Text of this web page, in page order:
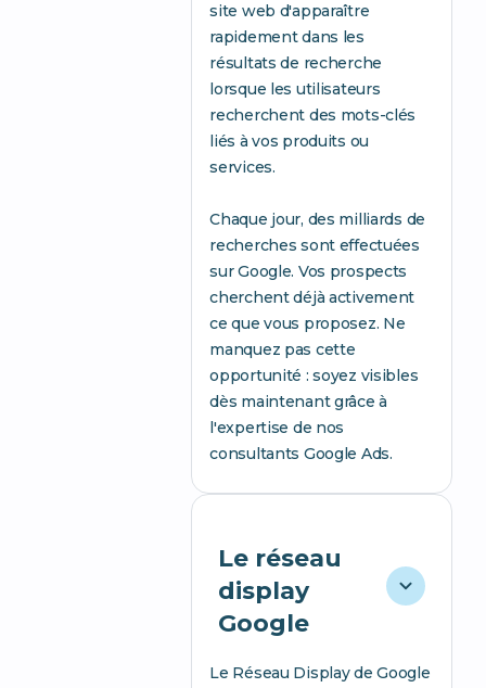
site web d'apparaître
rapidement dans les
résultats de recherche
lorsque les utilisateurs
recherchent des mots-clés
liés à vos produits ou
services.
Chaque jour, des milliards de
recherches sont effectuées
sur Google. Vos prospects
cherchent déjà activement
ce que vous proposez. Ne
manquez pas cette
opportunité : soyez visibles
dès maintenant grâce à
l'expertise de nos
consultants Google Ads.
Le réseau
display
Google
Le Réseau Display de Google